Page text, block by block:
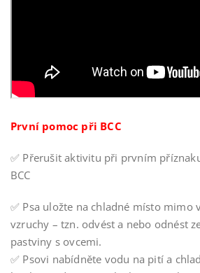
První pomoc při BCC
✅ Přerušit aktivitu při prvním
BCC
✅ Psa uložte na chladné místo mimo
vzruchy – tzn. odvést a nebo odnést
pastviny s ovcemi.
✅ Psovi nabídněte vodu na pití a